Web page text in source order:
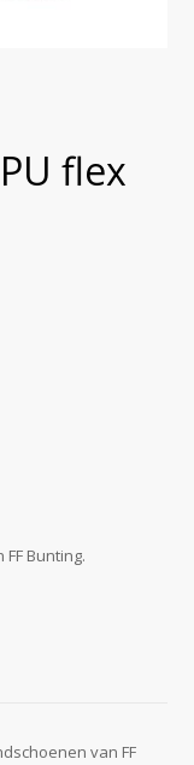
flex
Bunting.
van FF